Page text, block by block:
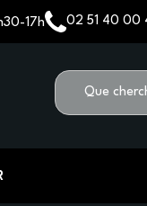
17h 02 51 40 00